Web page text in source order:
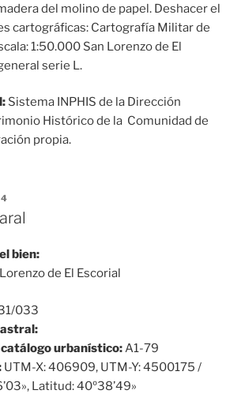
del molino de papel. Deshacer el
cartográficas: Cartografía Militar de
1:50.000 San Lorenzo de El
serie L.
Sistema INPHIS de la Dirección
Histórico de la Comunidad de
propia.
bien:
de El Escorial
033
urbanístico:A1-79
UTM-X: 406909, UTM-Y: 4500175 /
Latitud: 40º38’49»